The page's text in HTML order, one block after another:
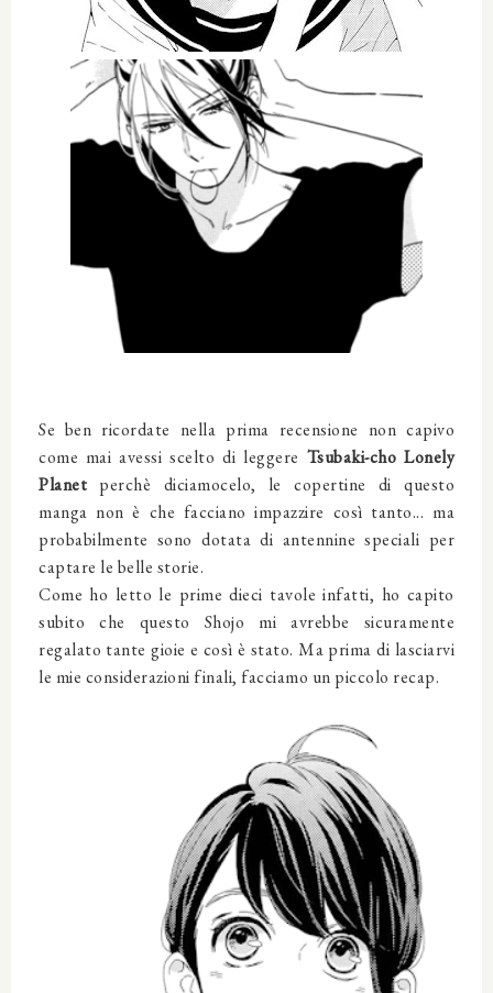
Se ben ricordate nella prima recensione non capivo
come mai avessi scelto di leggere Tsubaki-cho Lonely
Planet perchè diciamocelo, le copertine di questo
manga non è che facciano impazzire così tanto... ma
probabilmente sono dotata di antennine speciali per
captare le belle storie.
Come ho letto le prime dieci tavole infatti, ho capito
subito che questo Shojo mi avrebbe sicuramente
regalato tante gioie e così è stato. Ma prima di lasciarvi
le mie considerazioni finali, facciamo un piccolo recap.